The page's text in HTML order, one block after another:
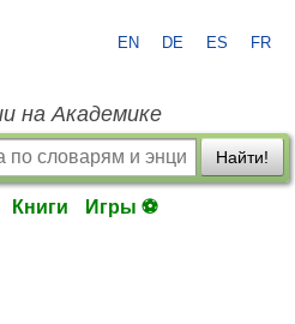
EN DE ES FR
на Академике
Найти!
Книги Игры ⚽